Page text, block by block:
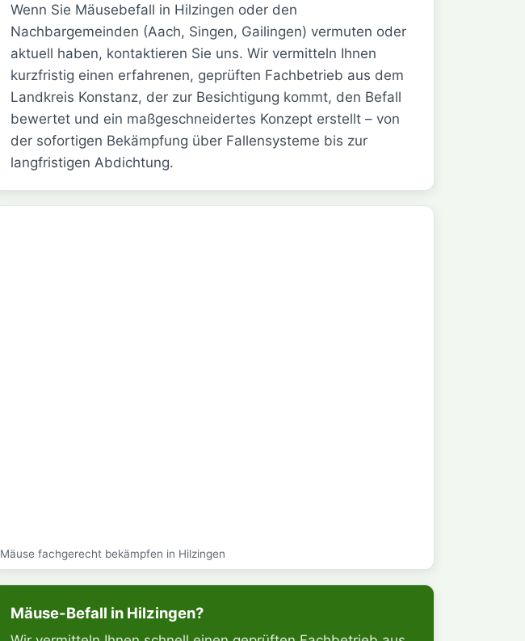
Wenn Sie Mäusebefall in Hilzingen oder den
Nachbargemeinden (Aach, Singen, Gailingen) vermuten oder
aktuell haben, kontaktieren Sie uns. Wir vermitteln Ihnen
kurzfristig einen erfahrenen, geprüften Fachbetrieb aus dem
Landkreis Konstanz, der zur Besichtigung kommt, den Befall
bewertet und ein maßgeschneidertes Konzept erstellt – von
der sofortigen Bekämpfung über Fallensysteme bis zur
langfristigen Abdichtung.
Mäuse fachgerecht bekämpfen in Hilzingen
Mäuse-Befall in Hilzingen?